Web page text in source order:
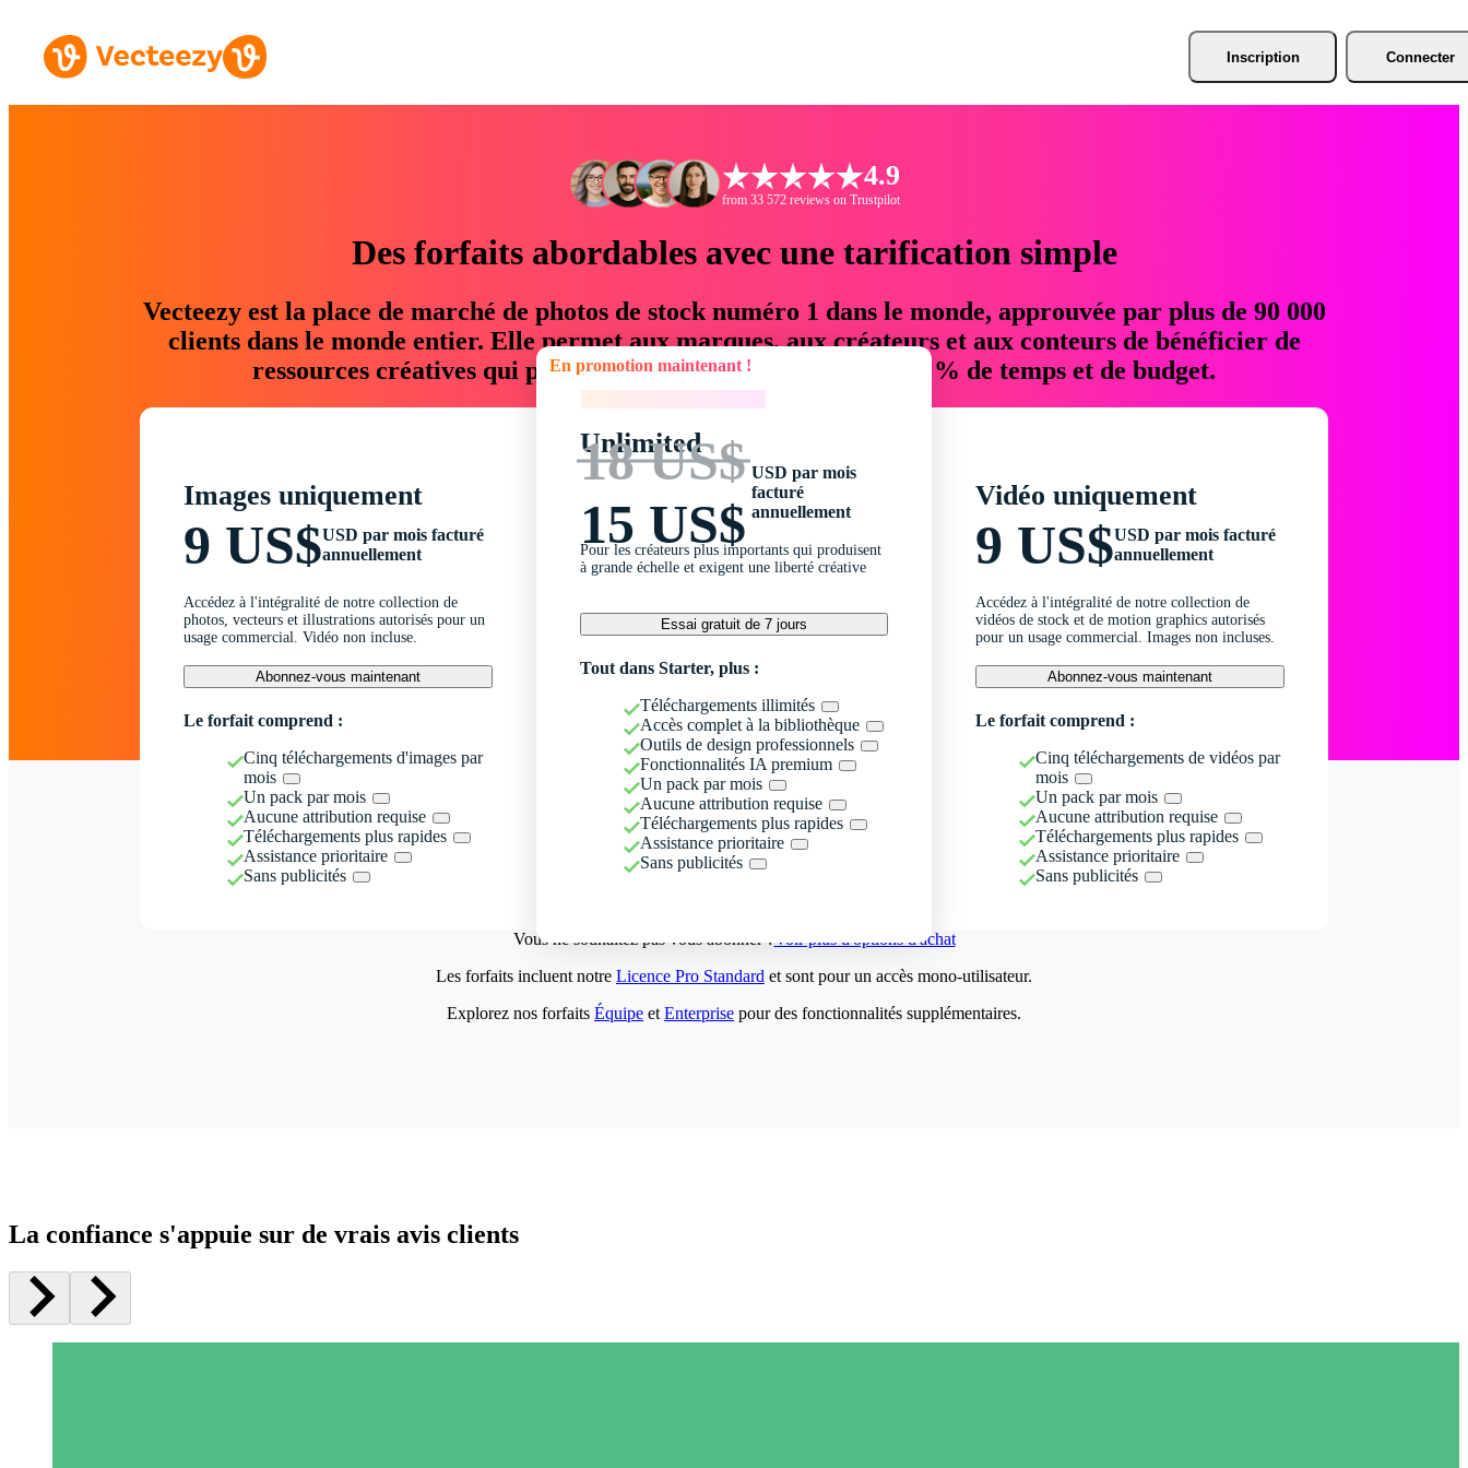
Inscription Connecter
4.9
from 33 572 reviews on Trustpilot
Des forfaits abordables avec une tarification simple
Vecteezy est la place de marché de photos de stock numéro 1 dans le monde, approuvée par plus de 90 000
clients dans le monde entier. Elle permet aux marques, aux créateurs et aux conteurs de bénéficier de
ressources créatives qui permettent d'économiser jusqu'à 76 % de temps et de budget.
Images uniquement
9 US$USD par mois facturé
annuellement
Accédez à l'intégralité de notre collection de
photos, vecteurs et illustrations autorisés pour un
usage commercial. Vidéo non incluse.
Abonnez-vous maintenant
Le forfait comprend :
Cinq téléchargements d'images par
mois
Un pack par mois
Aucune attribution requise
Téléchargements plus rapides
Assistance prioritaire
Sans publicités
En promotion maintenant !
Unlimited
18 US$
15 US$
USD par mois
facturé
annuellement
Pour les créateurs plus importants qui produisent
à grande échelle et exigent une liberté créative
Essai gratuit de 7 jours
Tout dans Starter, plus :
Téléchargements illimités
Accès complet à la bibliothèque
Outils de design professionnels
Fonctionnalités IA premium
Un pack par mois
Aucune attribution requise
Téléchargements plus rapides
Assistance prioritaire
Sans publicités
Vidéo uniquement
9 US$USD par mois facturé
annuellement
Accédez à l'intégralité de notre collection de
vidéos de stock et de motion graphics autorisés
pour un usage commercial. Images non incluses.
Abonnez-vous maintenant
Le forfait comprend :
Cinq téléchargements de vidéos par
mois
Un pack par mois
Aucune attribution requise
Téléchargements plus rapides
Assistance prioritaire
Sans publicités
Vous ne souhaitez pas vous abonner ?Voir plus d'options d'achat
Les forfaits incluent notre Licence Pro Standard et sont pour un accès mono-utilisateur.
Explorez nos forfaits Équipe et Enterprise pour des fonctionnalités supplémentaires.
La confiance s'appuie sur de vrais avis clients